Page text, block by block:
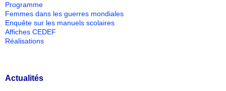
Programme
Femmes dans les guerres mondiales
Enquête sur les manuels scolaires
Affiches CEDEF
Réalisations
Actualités